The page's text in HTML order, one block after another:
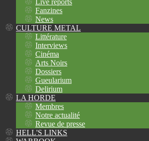
Live reports
Fanzines
News
CULTURE METAL
Littérature
Interviews
Cinéma
Arts Noirs
Dossiers
Gueularium
Delirium
LA HORDE
Membres
Notre actualité
Revue de presse
HELL'S LINKS